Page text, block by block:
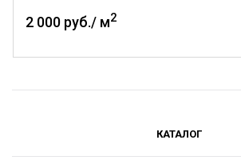
2 000 руб./ м2
КАТАЛОГ